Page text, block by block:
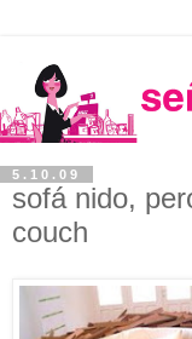
5.10.09
sofá nido,
couch